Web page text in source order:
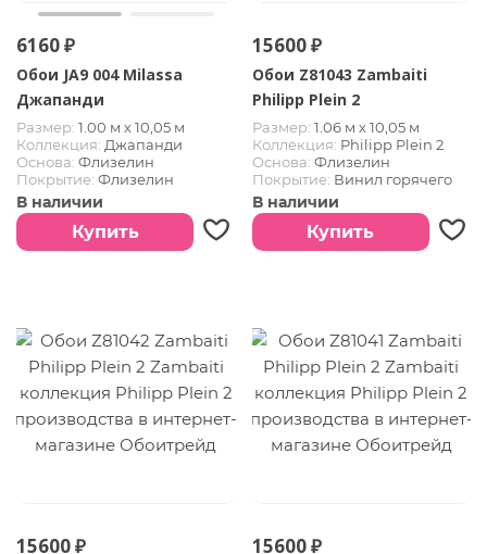
6160 ₽
Обои JA9 004 Milassa
Джапанди
Размер: 1.00 м х 10,05 м
Коллекция: Джапанди
Основа: Флизелин
Покрытие: Флизелин
В наличии
Купить
15600 ₽
Обои Z81043 Zambaiti
Philipp Plein 2
Размер: 1.06 м х 10,05 м
Коллекция: Philipp Plein 2
Основа: Флизелин
Покрытие: Винил горячего
тиснения
В наличии
Купить
15600 ₽ 15600 ₽